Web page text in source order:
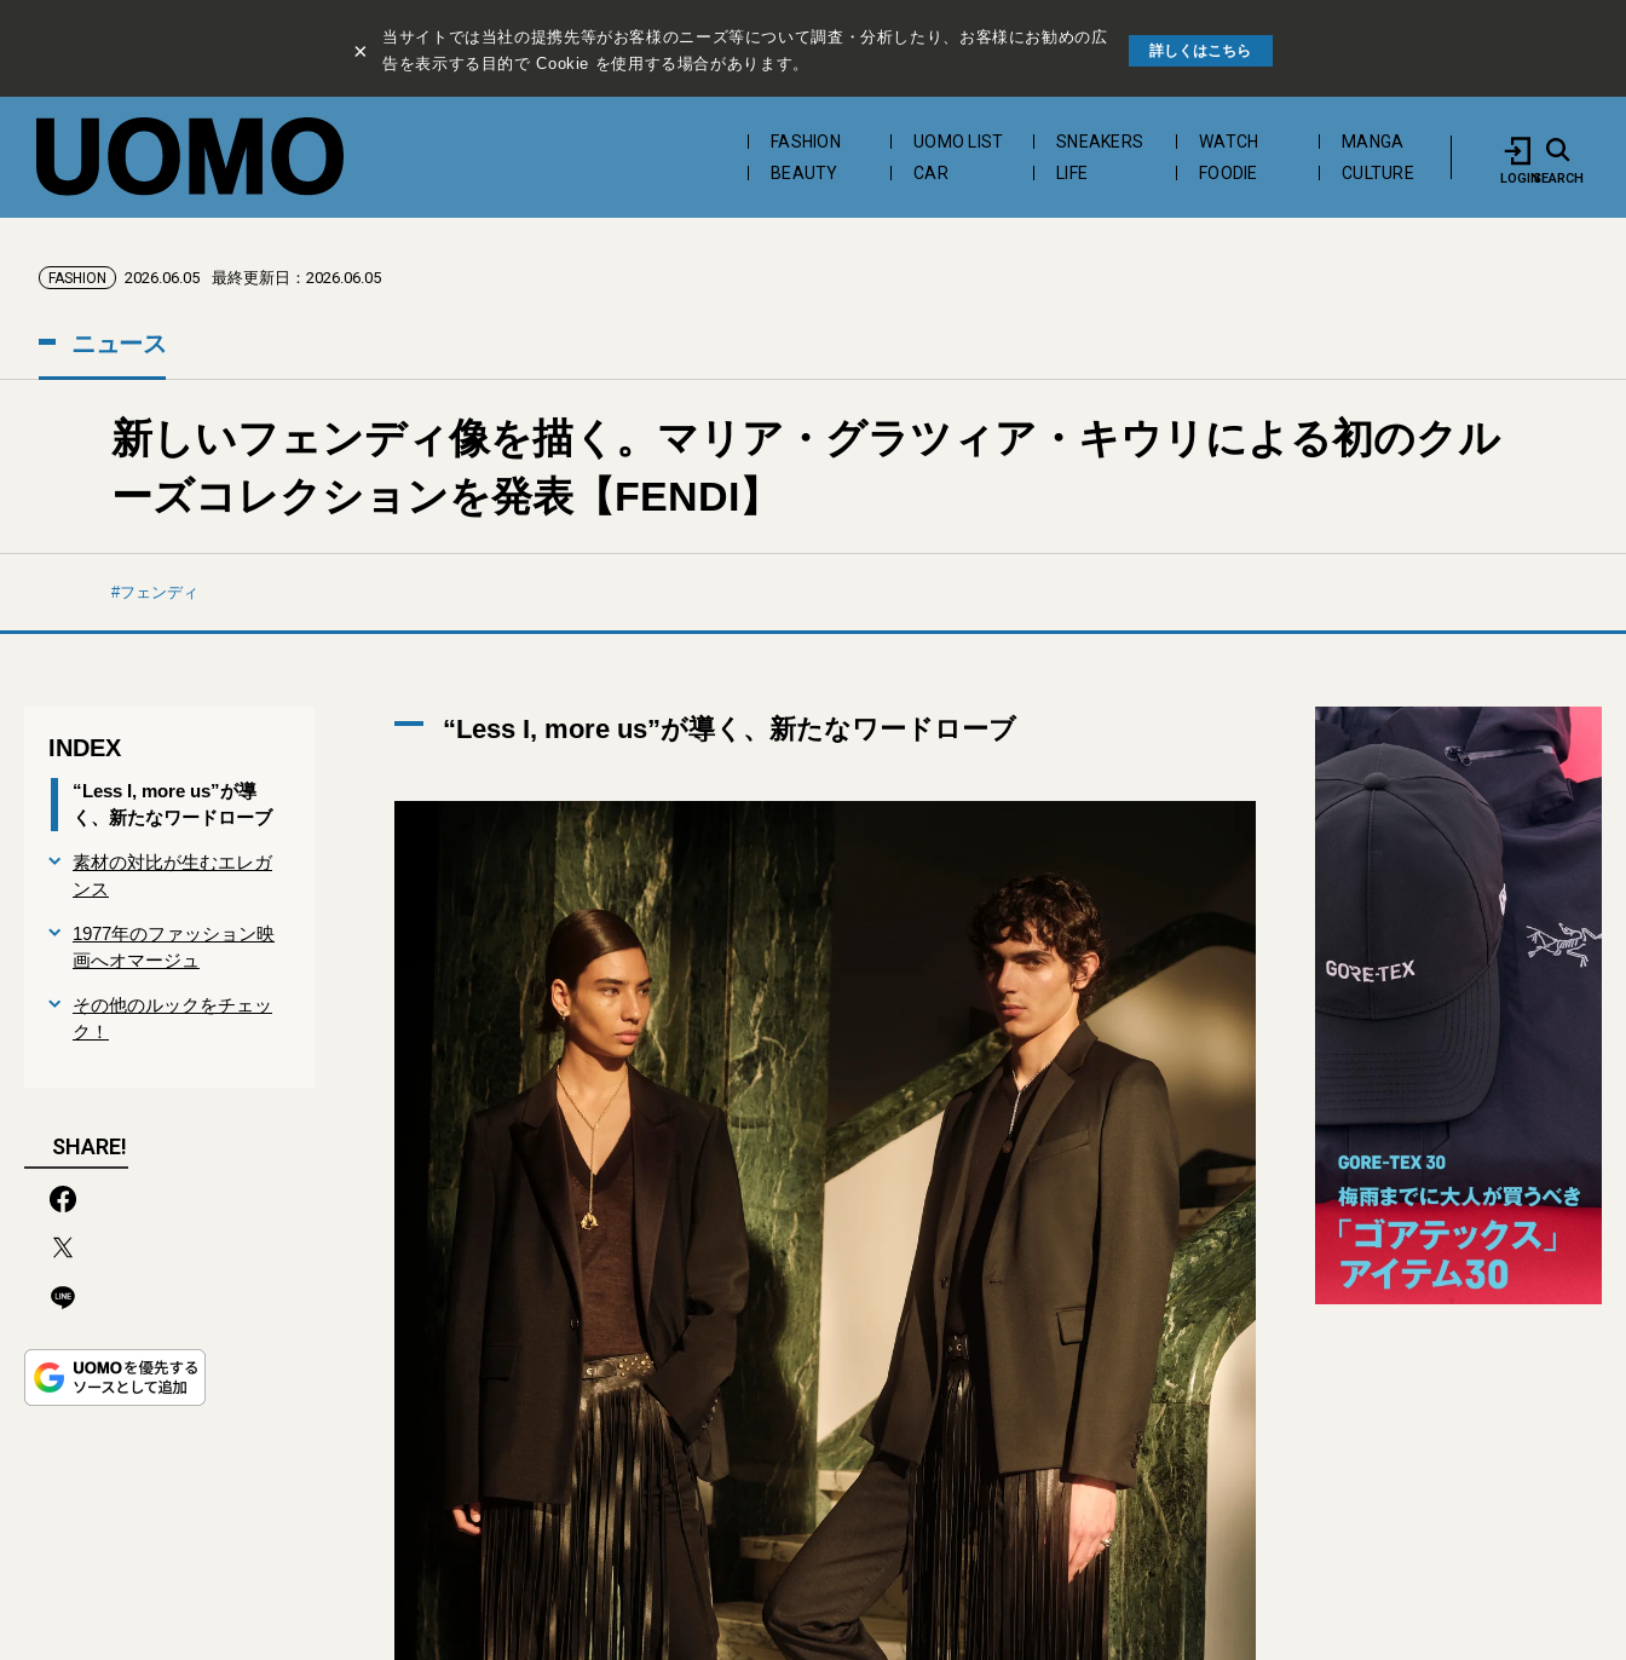
×
当サイトでは当社の提携先等がお客様のニーズ等について調査・分析したり、お客様にお勧めの広
告を表示する目的で Cookie を使用する場合があります。
詳しくはこちら
FASHION UOMO LIST SNEAKERS WATCH
MANGA
BEAUTY
CAR LIFE FOODIE CULTURE LOGINSEARCH
FASHION 2026.06.05 最終更新日：2026.06.05
ニュース
新しいフェンディ像を描く。マリア・グラツィア・キウリによる初のクル
ーズコレクションを発表【FENDI】
フェンディ
INDEX
“Less I, more us”が導
く、新たなワードローブ
素材の対比が生むエレガ
ンス
1977年のファッション映
画へオマージュ
その他のルックをチェッ
ク！
SHARE!
“Less I, more us”が導く、新たなワードローブ